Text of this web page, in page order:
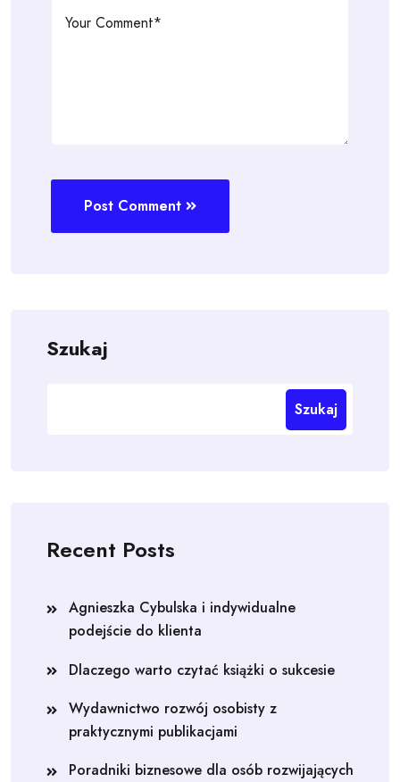
Post Comment
Szukaj
Szukaj
Recent Posts
Agnieszka Cybulska i indywidualne
podejście do klienta
Dlaczego warto czytać książki o sukcesie
Wydawnictwo rozwój osobisty z
praktycznymi publikacjami
Poradniki biznesowe dla osób rozwijających